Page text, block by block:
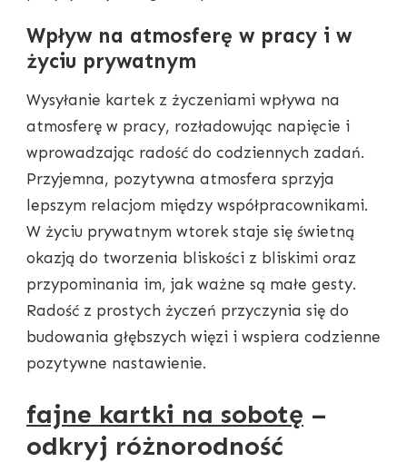
Wpływ na atmosferę w pracy i w
życiu prywatnym
Wysyłanie kartek z życzeniami wpływa na
atmosferę w pracy, rozładowując napięcie i
wprowadzając radość do codziennych zadań.
Przyjemna, pozytywna atmosfera sprzyja
lepszym relacjom między współpracownikami.
W życiu prywatnym wtorek staje się świetną
okazją do tworzenia bliskości z bliskimi oraz
przypominania im, jak ważne są małe gesty.
Radość z prostych życzeń przyczynia się do
budowania głębszych więzi i wspiera codzienne
pozytywne nastawienie.
fajne kartki na sobotę –
odkryj różnorodność